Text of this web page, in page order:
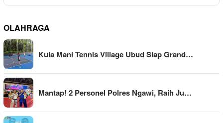
OLAHRAGA
Kula Mani Tennis Village Ubud Siap Grand…
Mantap! 2 Personel Polres Ngawi, Raih Ju…